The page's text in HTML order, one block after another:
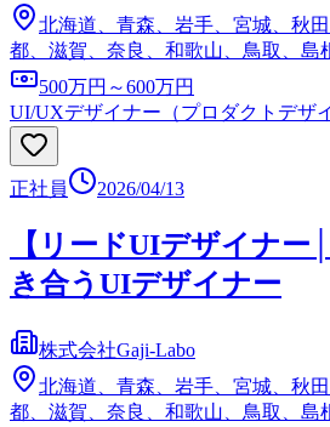
北海道、青森、岩手、宮城、秋
都、滋賀、奈良、和歌山、鳥取、
500万円～600万円
UI/UXデザイナー（プロダクトデザ
正社員 2026/04/13
【リードUIデザイナ
き合うUIデザイナー
株式会社Gaji-Labo
北海道、青森、岩手、宮城、秋
都、滋賀、奈良、和歌山、鳥取、